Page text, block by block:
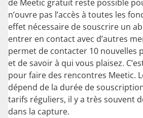
de Meetic gratuit reste possible
n’ouvre pas l’accès à toutes les
effet nécessaire de souscrire un
entrer en contact avec d’autres
permet de contacter 10 nouvelles
et de savoir à qui vous plaisez.
pour faire des rencontres Meetic.
dépend de la durée de
tarifs réguliers, il y a très souvent
dans la capture.